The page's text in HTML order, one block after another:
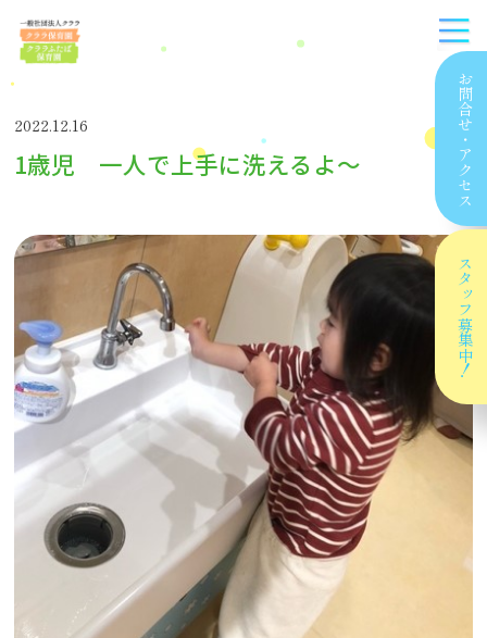
お問合せ
・
アクセス
スタッフ
募集中！
2022.12.16
1歳児 一人で上手に洗えるよ〜